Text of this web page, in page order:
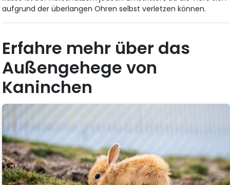
aufgrund der überlangen Ohren selbst verletzen können.
Erfahre mehr über das
Außengehege von
Kaninchen